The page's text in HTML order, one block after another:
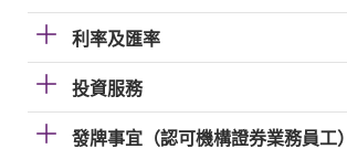
利率及匯率
投資服務
發牌事宜（認可機構證券業務員工）